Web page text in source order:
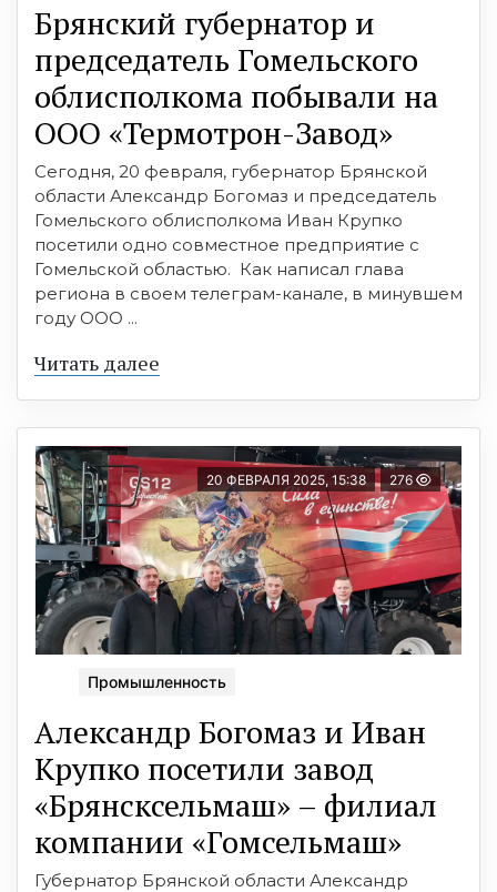
Брянский губернатор и
председатель Гомельского
облисполкома побывали на
ООО «Термотрон-Завод»
Сегодня, 20 февраля, губернатор Брянской
области Александр Богомаз и председатель
Гомельского облисполкома Иван Крупко
посетили одно совместное предприятие с
Гомельской областью. Как написал глава
региона в своем телеграм-канале, в минувшем
году ООО ...
Читать далее
20 ФЕВРАЛЯ 2025, 15:38 276
Промышленность
Александр Богомаз и Иван
Крупко посетили завод
«Брянсксельмаш» – филиал
компании «Гомсельмаш»
Губернатор Брянской области Александр